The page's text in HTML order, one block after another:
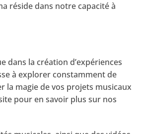
réside dans notre capacité à
dans la création d’expériences
à explorer constamment de
la magie de vos projets musicaux
pour en savoir plus sur nos